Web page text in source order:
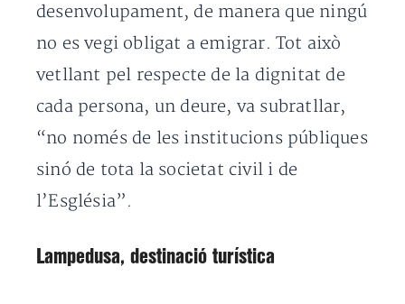
desenvolupament, de manera que ningú
no es vegi obligat a emigrar. Tot això
vetllant pel respecte de la dignitat de
cada persona, un deure, va subratllar,
“no només de les institucions públiques
sinó de tota la societat civil i de
l’Església”.
Lampedusa, destinació turística